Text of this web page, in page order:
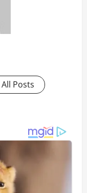
Posts